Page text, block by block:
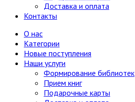
Доставка и оплата
Контакты
О нас
Категории
Новые поступления
Наши услуги
Формирование библиотек
Прием книг
Подарочные карты